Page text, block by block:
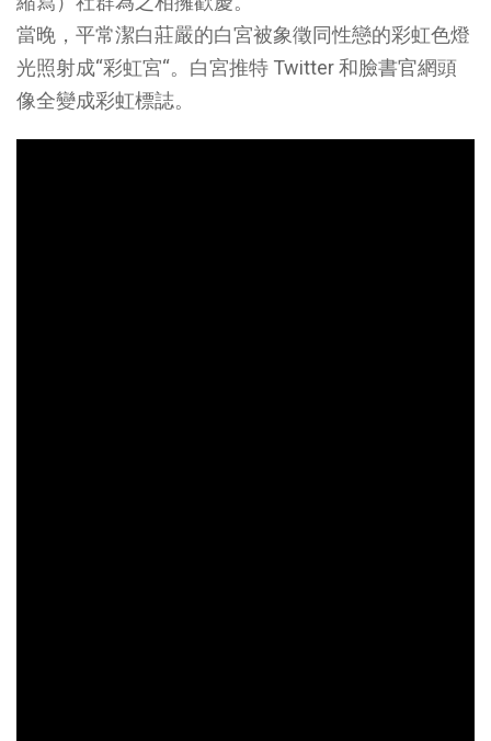
當晚，平常潔白莊嚴的白宮被象徵同性戀的彩虹色燈
光照射成“彩虹宮“。白宮推特 Twitter和臉書官網頭
像全變成彩虹標誌。